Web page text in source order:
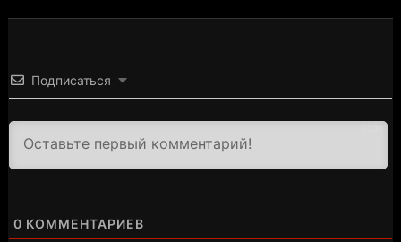
Подписаться
0 КОММЕНТАРИЕВ